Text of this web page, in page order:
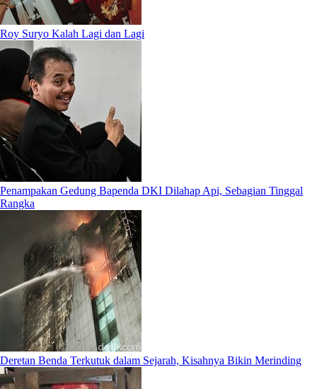
Roy Suryo Kalah Lagi dan Lagi
Penampakan Gedung Bapenda DKI Dilahap Api, Sebagian Tinggal
Rangka
Deretan Benda Terkutuk dalam Sejarah, Kisahnya Bikin Merinding